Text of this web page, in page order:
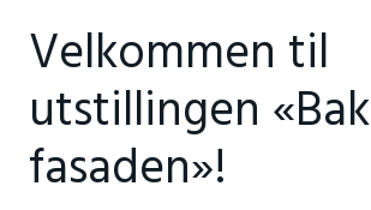
Velkommen til
utstillingen «Bak
fasaden»!